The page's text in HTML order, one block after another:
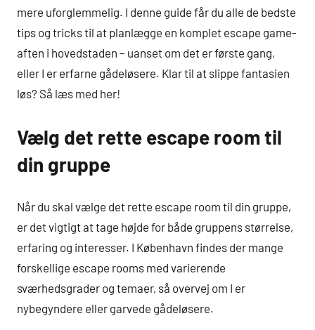
mere uforglemmelig. I denne guide får du alle de bedste
tips og tricks til at planlægge en komplet escape game-
aften i hovedstaden – uanset om det er første gang,
eller I er erfarne gådeløsere. Klar til at slippe fantasien
løs? Så læs med her!
Vælg det rette escape room til
din gruppe
Når du skal vælge det rette escape room til din gruppe,
er det vigtigt at tage højde for både gruppens størrelse,
erfaring og interesser. I København findes der mange
forskellige escape rooms med varierende
sværhedsgrader og temaer, så overvej om I er
nybegyndere eller garvede gådeløsere.